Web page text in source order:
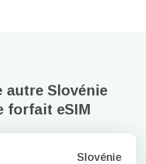
autre Slovénie
forfait eSIM
Slovénie